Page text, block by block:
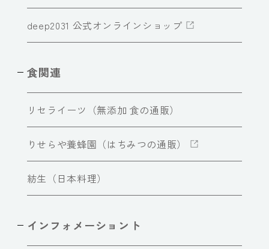
deep2031 公式オンラインショップ
食関連
リセライーツ（無添加 食の通販）
りせらや養蜂園（はちみつの通販）
紡生（日本料理）
インフォメーショント